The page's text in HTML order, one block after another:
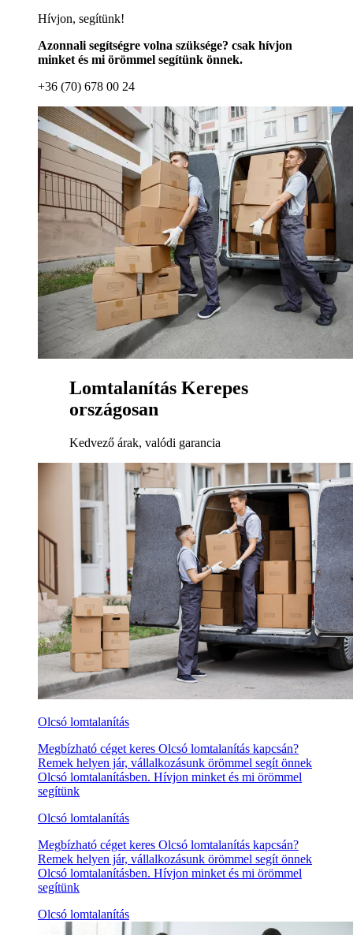
Hívjon, segítünk!
Azonnali segítségre volna szüksége? csak hívjon
minket és mi örömmel segítünk önnek.
+36 (70) 678 00 24
Lomtalanítás Kerepes
országosan
Kedvező árak, valódi garancia
Olcsó lomtalanítás
Megbízható céget keres Olcsó lomtalanítás kapcsán?
Remek helyen jár, vállalkozásunk örömmel segít önnek
Olcsó lomtalanításben. Hívjon minket és mi örömmel
segítünk
Olcsó lomtalanítás
Megbízható céget keres Olcsó lomtalanítás kapcsán?
Remek helyen jár, vállalkozásunk örömmel segít önnek
Olcsó lomtalanításben. Hívjon minket és mi örömmel
segítünk
Olcsó lomtalanítás